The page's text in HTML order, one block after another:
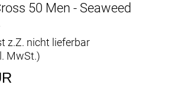
50 Men - Seaweed
z.Z. nicht lieferbar
MwSt.)